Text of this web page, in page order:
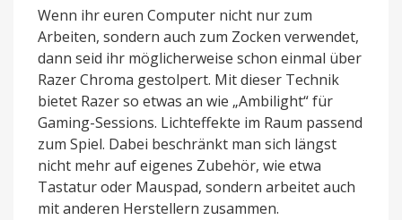
Wenn ihr euren Computer nicht nur zum
Arbeiten, sondern auch zum Zocken verwendet,
dann seid ihr möglicherweise schon einmal über
Razer Chroma gestolpert. Mit dieser Technik
bietet Razer so etwas an wie „Ambilight“ für
Gaming-Sessions. Lichteffekte im Raum passend
zum Spiel. Dabei beschränkt man sich längst
nicht mehr auf eigenes Zubehör, wie etwa
Tastatur oder Mauspad, sondern arbeitet auch
mit anderen Herstellern zusammen.